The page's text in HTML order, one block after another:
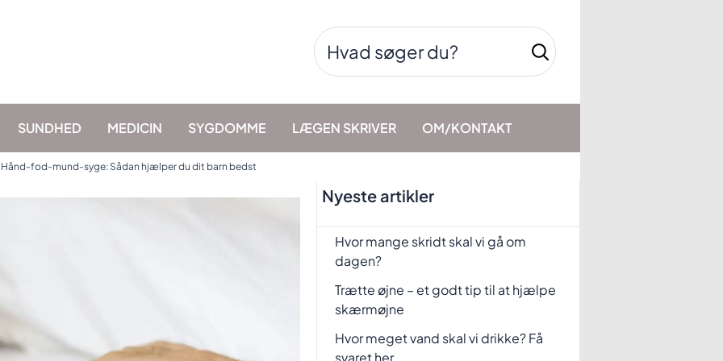
Søg
efter:
SUNDHED MEDICIN SYGDOMME LÆGEN SKRIVER OM/KONTAKT
Hånd-fod-mund-syge: Sådan hjælper du dit barn bedst
Nyeste artikler
Hvor mange skridt skal vi gå om
dagen?
Trætte øjne – et godt tip til at hjælpe
skærmøjne
Hvor meget vand skal vi drikke? Få